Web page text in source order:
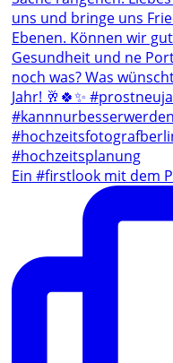
Ein #firstlook mit dem